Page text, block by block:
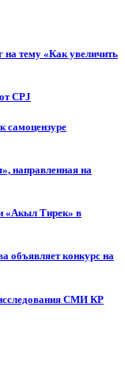
на тему «Как увеличить
CPJ
самоцензуре
направленная на
«Акыл Тирек» в
объявляет конкурс на
СМИ КР